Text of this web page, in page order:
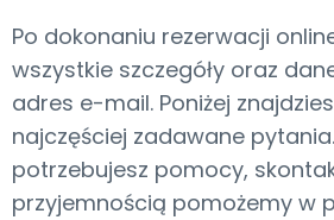
Po dokonaniu rezerwacji
wszystkie szczegóły oraz
adres e-mail. Poniżej
najczęściej zadawane
potrzebujesz pomocy,
przyjemnością pomożemy w